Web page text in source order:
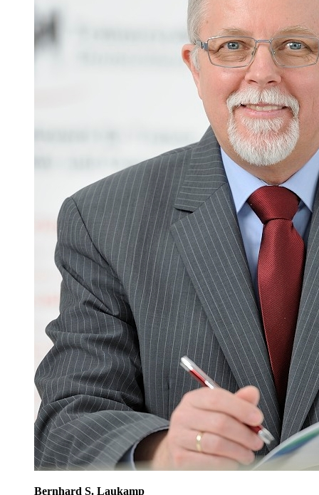
Bernhard S. Laukamp